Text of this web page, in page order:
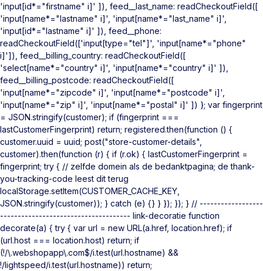
'input[id*="firstname" i]' ]), feed__last_name: readCheckoutField([
'input[name*="lastname" i]', 'input[name*="last_name" i]',
'input[id*="lastname" i]' ]), feed__phone:
readCheckoutField(['input[type="tel"]', 'input[name*="phone"
i]']), feed__billing_country: readCheckoutField([
'select[name*="country" i]', 'input[name*="country" i]' ]),
feed__billing_postcode: readCheckoutField([
'input[name*="zipcode" i]', 'input[name*="postcode" i]',
'input[name*="zip" i]', 'input[name*="postal" i]' ]) }; var fingerprint
= JSON.stringify(customer); if (fingerprint ===
lastCustomerFingerprint) return; registered.then(function () {
customer.uuid = uuid; post("store-customer-details",
customer).then(function (r) { if (r.ok) { lastCustomerFingerprint =
fingerprint; try { // zelfde domein als de bedanktpagina; de thank-
you-tracking-code leest dit terug
localStorage.setItem(CUSTOMER_CACHE_KEY,
JSON.stringify(customer)); } catch (e) {} } }); }); } // ------------------
------------------------------------- link-decoratie function
decorate(a) { try { var url = new URL(a.href, location.href); if
(url.host === location.host) return; if
(!/\.webshopapp\.com$/i.test(url.hostname) &&
!/lightspeed/i.test(url.hostname)) return;